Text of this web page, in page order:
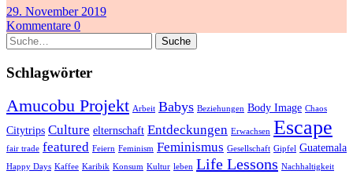
29. November 2019
Kommentare 0
Suche
Schlagwörter
Amucobu Projekt Arbeit Babys Beziehungen Body Image Chaos
Citytrips Culture elternschaft Entdeckungen Erwachsen Escape
fair trade featured Feiern Feminism Feminismus Gesellschaft Gipfel Guatemala
Happy Days Kaffee Karibik Konsum Kultur leben Life Lessons Nachhaltigkeit